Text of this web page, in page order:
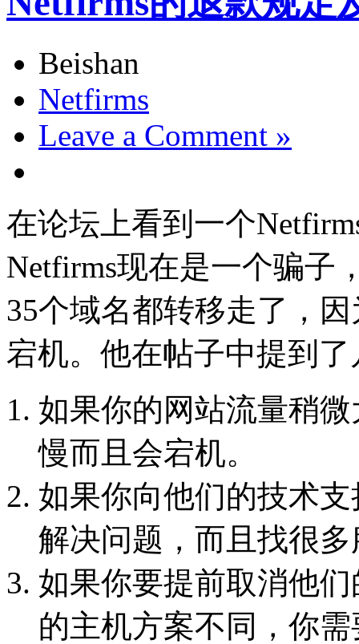
Beishan
Netfirms
Leave a Comment »
在论坛上看到一个
Netfirms现在是一个骗子
35个域名都转移走了，
宕机。他在帖子中提到了
如果你的网站流量稍
慢而且会宕机。
如果你向他们的技术
解决问题，而且找很
如果你要提前取消他
的主机方案不同，你